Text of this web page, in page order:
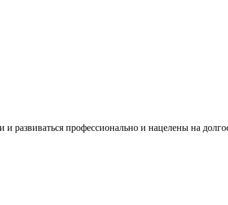
развиваться профессионально и нацелены на